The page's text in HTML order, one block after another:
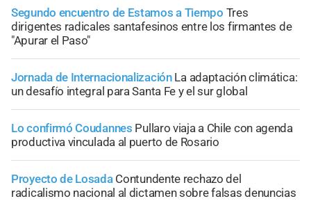
Segundo encuentro de Estamos a Tiempo Tres
dirigentes radicales santafesinos entre los firmantes de
"Apurar el Paso"
Jornada de Internacionalización La adaptación climática:
un desafío integral para Santa Fe y el sur global
Lo confirmó Coudannes Pullaro viaja a Chile con agenda
productiva vinculada al puerto de Rosario
Proyecto de Losada Contundente rechazo del
radicalismo nacional al dictamen sobre falsas denuncias